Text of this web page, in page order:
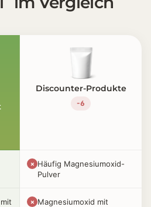
Discounter-Produkte
-6
✗ Häufig Magnesiumoxid-
Pulver
✗ Magnesiumoxid mit